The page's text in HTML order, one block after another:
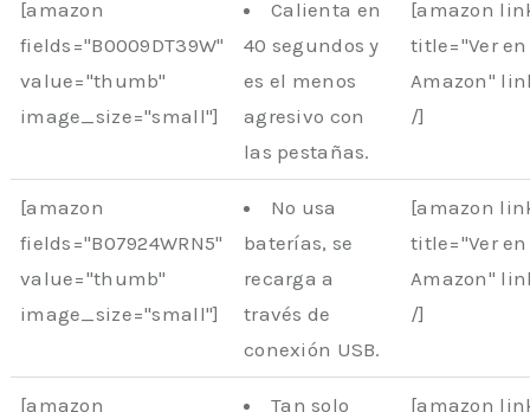
[amazon
fields="B0009DT39W"
value="thumb"
image_size="small"]
Calienta en
40 segundos y
es el menos
agresivo con
las pestañas.
[amazon
title="Ver en
Amazon"
/]
[amazon
fields="B07924WRN5"
value="thumb"
image_size="small"]
No usa
baterías, se
recarga a
través de
conexión USB.
[amazon
title="Ver en
Amazon"
/]
[amazon Tan solo [amazon